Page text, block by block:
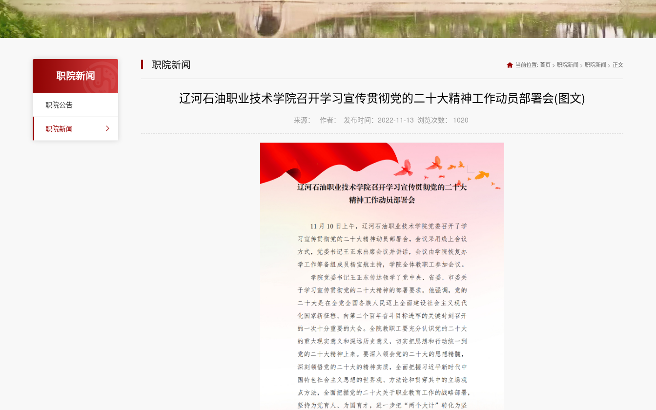
职院新闻
职院公告
职院新闻
当前位置: 首页> 职院新闻> 职院新闻> 正文
职院新闻
辽河石油职业技术学院召开学习宣传贯彻党的二十大精神工作动员部署会(图文)
来源： 作者： 发布时间：2022-11-13 浏览次数： 1020